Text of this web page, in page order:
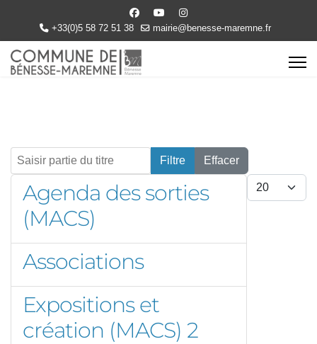
+33(0)5 58 72 51 38 mairie@benesse-maremne.fr
Saisir partie du titre Filtre
Effacer
Afficher #
Agenda des sorties
(MACS)
Associations
Expositions et
création (MACS) 2